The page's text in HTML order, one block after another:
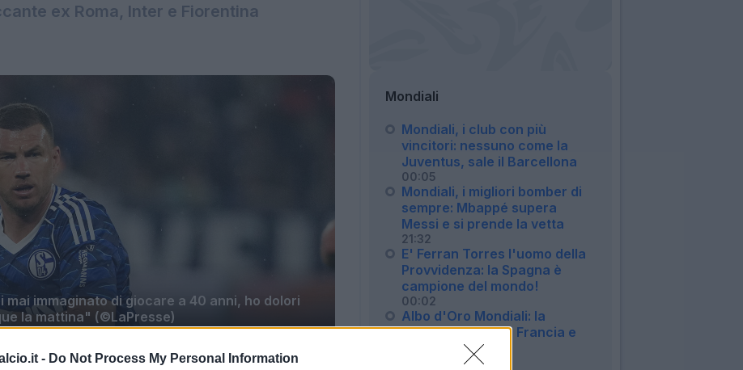
- Do Not Process My Personal Information
ex Roma, Inter e Fiorentina
mai immaginato di giocare a 40 anni, ho dolori
la mattina" (©LaPresse)
Mondiali
Mondiali, i club con più
vincitori: nessuno come la
Juventus, sale il Barcellona
00:05
Mondiali, i migliori bomber di
sempre: Mbappé supera
Messi e si prende la vetta
21:32
E' Ferran Torres l'uomo della
Provvidenza: la Spagna è
campione del mondo!
00:02
Albo d'Oro Mondiali: la
Spagna aggancia Francia e